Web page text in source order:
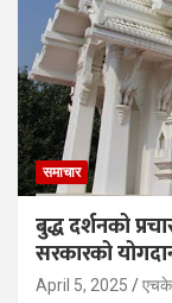
समाचार
बुद्ध दर्शनको
सरकारको
April 5, 2025